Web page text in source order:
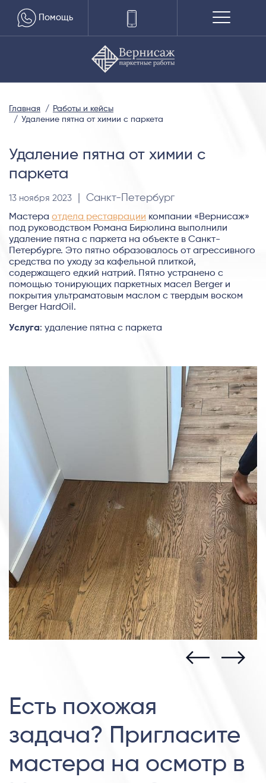
Помощь
Главная
Работы и кейсы
Удаление пятна от химии с паркета
Удаление пятна от химии с
паркета
13 ноября 2023 | Санкт-Петербург
Мастера отдела реставрации компании «Вернисаж»
под руководством Романа Бирюлина выполнили
удаление пятна с паркета на объекте в Санкт-
Петербурге. Это пятно образовалось от агрессивного
средства по уходу за кафельной плиткой,
содержащего едкий натрий. Пятно устранено с
помощью тонирующих паркетных масел Berger и
покрытия ультраматовым маслом с твердым воском
Berger HardOil.
Услуга: удаление пятна с паркета
Есть похожая
задача? Пригласите
мастера на осмотр в